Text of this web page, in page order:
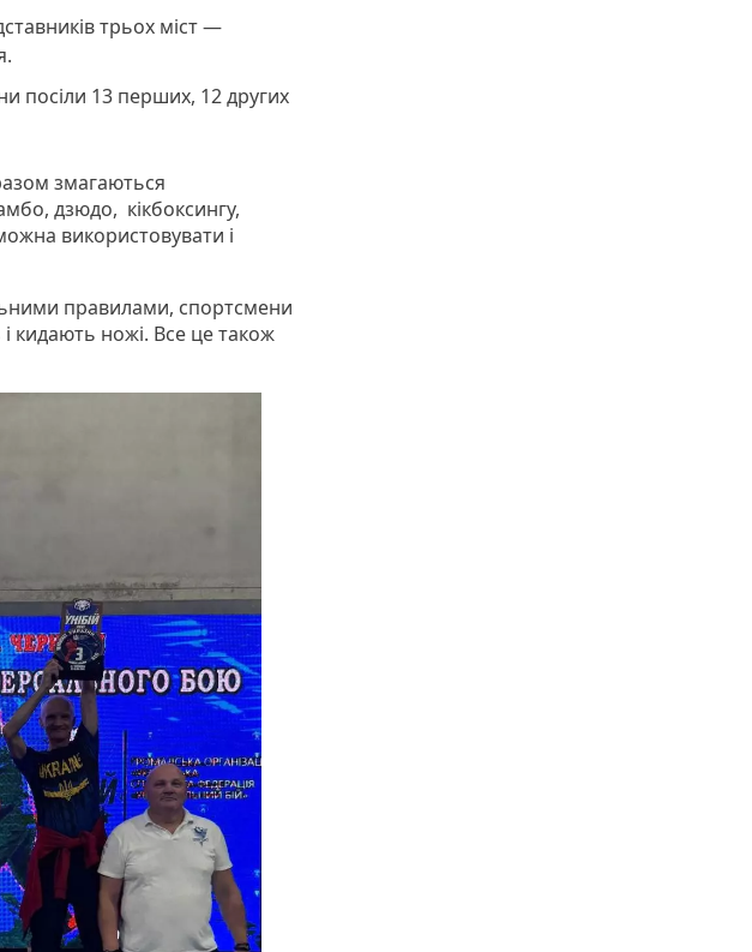
трьох міст —
посіли 13 перших, 12 других
змагаються
дзюдо, кікбоксингу,
використовувати і
правилами, спортсмени
кидають ножі. Все це також